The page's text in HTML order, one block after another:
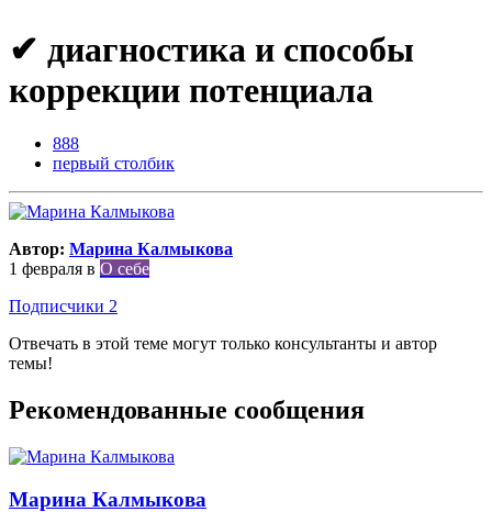
✔ диагностика и способы
коррекции потенциала
888
первый столбик
Автор: Марина Калмыкова
1 февраля в О себе
Подписчики 2
Отвечать в этой теме могут только консультанты и автор
темы!
Рекомендованные сообщения
Марина Калмыкова